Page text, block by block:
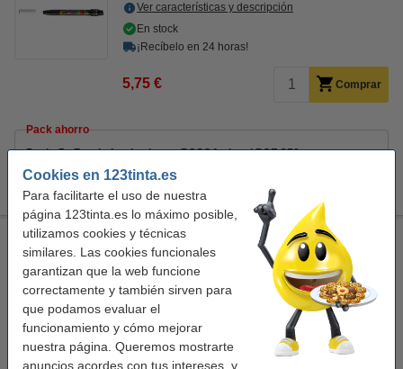
Cookies en 123tinta.es
Para facilitarte el uso de nuestra
página 123tinta.es lo máximo posible,
utilizamos cookies y técnicas
similares. Las cookies funcionales
garantizan que la web funcione
correctamente y también sirven para
que podamos evaluar el
funcionamiento y cómo mejorar
nuestra página. Queremos mostrarte
anuncios acordes con tus intereses, y
Ver características y descripción
En stock
¡Recíbelo en 24 horas!
5,75 € Comprar
Pack ahorro
Pack: 5x Rotulador de pintura POSCA pincel PCF-350
blanco (pincel de 1 mm)
27,50 €
POSCA PCF-350 rotulador dorado (pincel 1 mm)
Posca rotulador de pintura PCF-350 oro
Ver características y descripción
¡Recíbelo en 24 horas!